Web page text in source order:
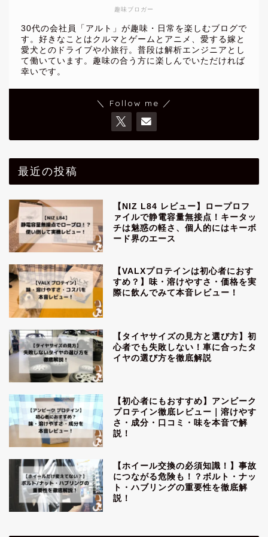
趣味ブロガー
30代の会社員「アルト」が趣味・日常を楽しむブログで
す。好きなことはクルマとゲームとアニメ、愛する嫁と
愛犬とのドライブや小旅行。普段は解析エンジニアとし
て働いています。趣味の合う方に楽しんでいただければ
幸いです。
＼ Follow me ／
最近の投稿
【NIZ L84 レビュー】ロープロフ
ァイルで静電容量無接点！キータッ
チは魅惑の軽さ、個人的にはキーボ
ード界のエース
【VALXプロテインは初心者におす
すめ？】味・溶けやすさ・価格を実
際に飲んでみて本音レビュー！
【タイヤサイズの見方と選び方】初
心者でも失敗しない！車に合ったタ
イヤの選び方を徹底解説
【初心者にもおすすめ】アンビーク
プロテイン徹底レビュー｜溶けやす
さ・成分・口コミ・味を本音で解
説！
【ホイール交換の必須知識！】事故
につながる危険も！？ボルト・ナッ
ト・ハブリングの重要性を徹底解
説！